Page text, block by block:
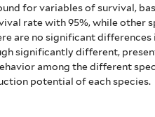
for variables of survival,
rate with 95%, while other
are no significant
significantly different,
among the different
potential of each species.